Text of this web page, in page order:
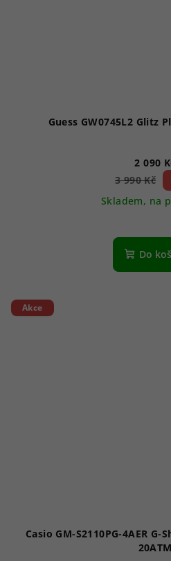
Guess GW0745L2 Glitz
2 090
3 990 Kč
Skladem, na
Do
Akce
Casio GM-S2110PG-4AER G-
20ATM